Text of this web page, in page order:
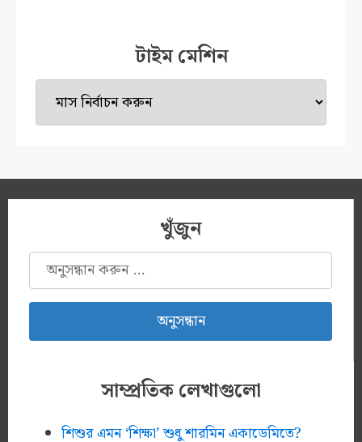
টাইম মেশিন
টাইম
মেশিন
খুঁজুন
অনুসন্ধানঃ
সাম্প্রতিক লেখাগুলো
শিশুর এমন ‘শিক্ষা’ শুধু শারমিন একাডেমিতে?